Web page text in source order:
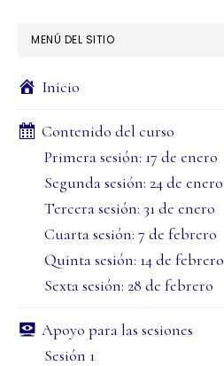
MENÚ DEL SITIO
Inicio
Contenido del curso
Primera sesión: 17 de enero
Segunda sesión: 24 de enero
Tercera sesión: 31 de enero
Cuarta sesión: 7 de febrero
Quinta sesión: 14 de febrero
Sexta sesión: 28 de febrero
Apoyo para las sesiones
Sesión 1